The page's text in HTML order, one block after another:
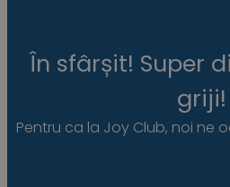
În sfârșit! Super
griji!
Pentru ca la Joy Club, noi ne